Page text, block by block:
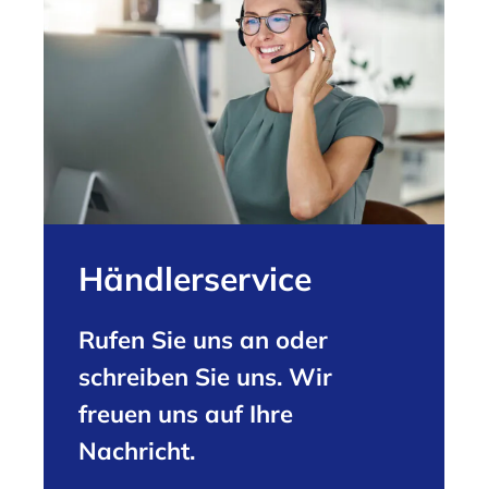
Händlerservice
Rufen Sie uns an oder
schreiben Sie uns. Wir
freuen uns auf Ihre
Nachricht.